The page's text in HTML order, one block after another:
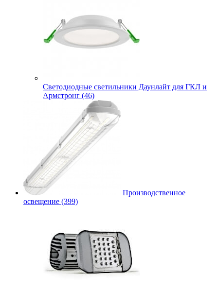
Cветодиодные светильники Даунлайт для ГКЛ и
Армстронг (46)
Производственное
освещение (399)